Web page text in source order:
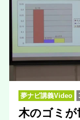
夢ナビ講義Video
木のゴミが